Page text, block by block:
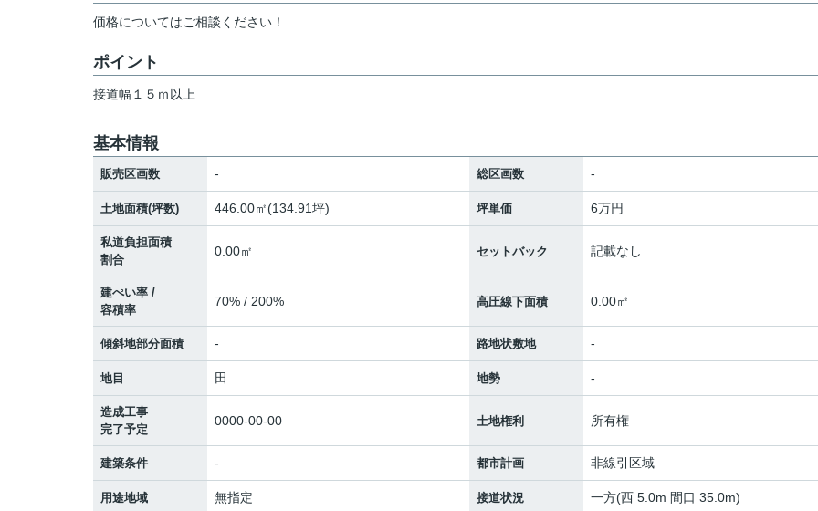
価格についてはご相談ください！
ポイント
接道幅１５ｍ以上
基本情報
販売区画数 - 総区画数 -
土地面積(坪数) 446.00㎡(134.91坪) 坪単価 6万円
私道負担面積
割合
0.00㎡ セットバック 記載なし
建ぺい率 /
容積率
70% / 200% 高圧線下面積 0.00㎡
傾斜地部分面積 - 路地状敷地 -
地目 田 地勢 -
造成工事
完了予定
0000-00-00 土地権利 所有権
建築条件 - 都市計画 非線引区域
用途地域 無指定 接道状況 一方(西 5.0m 間口 35.0m)